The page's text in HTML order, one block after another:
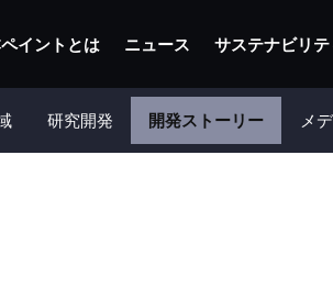
ペイントとは ニュース サステナビリテ
研究開発 開発ストーリー メ